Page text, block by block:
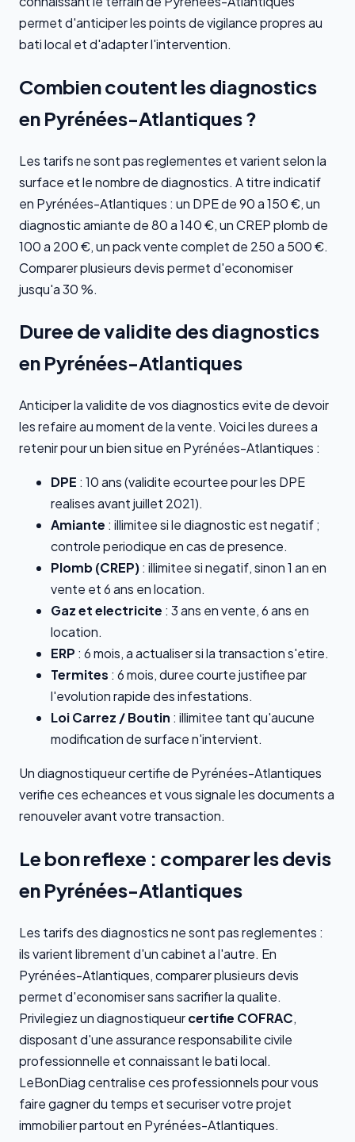
permet d'anticiper les points de vigilance propres au
bati local et d'adapter l'intervention.
Combien coutent les diagnostics
en Pyrénées-Atlantiques ?
Les tarifs ne sont pas reglementes et varient selon la
surface et le nombre de diagnostics. A titre indicatif
en Pyrénées-Atlantiques : un DPE de 90 a 150 €, un
diagnostic amiante de 80 a 140 €, un CREP plomb de
100 a 200 €, un pack vente complet de 250 a 500 €.
Comparer plusieurs devis permet d'economiser
jusqu'a 30 %.
Duree de validite des diagnostics
en Pyrénées-Atlantiques
Anticiper la validite de vos diagnostics evite de devoir
les refaire au moment de la vente. Voici les durees a
retenir pour un bien situe en Pyrénées-Atlantiques :
DPE : 10 ans (validite ecourtee pour les DPE
realises avant juillet 2021).
Amiante : illimitee si le diagnostic est negatif ;
controle periodique en cas de presence.
Plomb (CREP): illimitee si negatif, sinon 1 an en
vente et 6 ans en location.
Gaz et electricite : 3 ans en vente, 6 ans en
location.
ERP : 6 mois, a actualiser si la transaction s'etire.
Termites : 6 mois, duree courte justifiee par
l'evolution rapide des infestations.
Loi Carrez / Boutin : illimitee tant qu'aucune
modification de surface n'intervient.
Un diagnostiqueur certifie de Pyrénées-Atlantiques
verifie ces echeances et vous signale les documents a
renouveler avant votre transaction.
Le bon reflexe : comparer les devis
en Pyrénées-Atlantiques
Les tarifs des diagnostics ne sont pas reglementes :
ils varient librement d'un cabinet a l'autre. En
Pyrénées-Atlantiques, comparer plusieurs devis
permet d'economiser sans sacrifier la qualite.
Privilegiez un diagnostiqueurcertifie COFRAC,
disposant d'une assurance responsabilite civile
professionnelle et connaissant le bati local.
LeBonDiag centralise ces professionnels pour vous
faire gagner du temps et securiser votre projet
immobilier partout en Pyrénées-Atlantiques.